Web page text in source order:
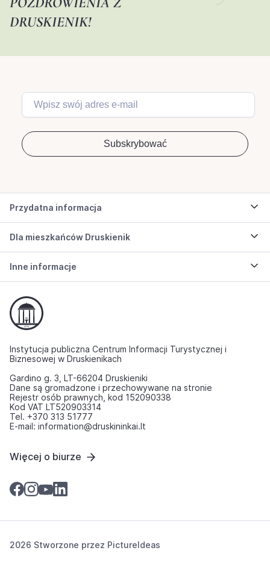
DRUSKIENIK!
Przydatna informacja
Dla mieszkańców Druskienik
Inne informacje
Instytucja publiczna Centrum Informacji Turystycznej i
Biznesowej w Druskienikach
Gardino g. 3, LT-66204 Druskieniki
Dane są gromadzone i przechowywane na stronie
Rejestr osób prawnych, kod 152090338
Kod VAT LT520903314
Tel. +370 313 51777
E-mail: information@druskininkai.lt
Więcej o biurze
2026 Stworzone przez PictureIdeas